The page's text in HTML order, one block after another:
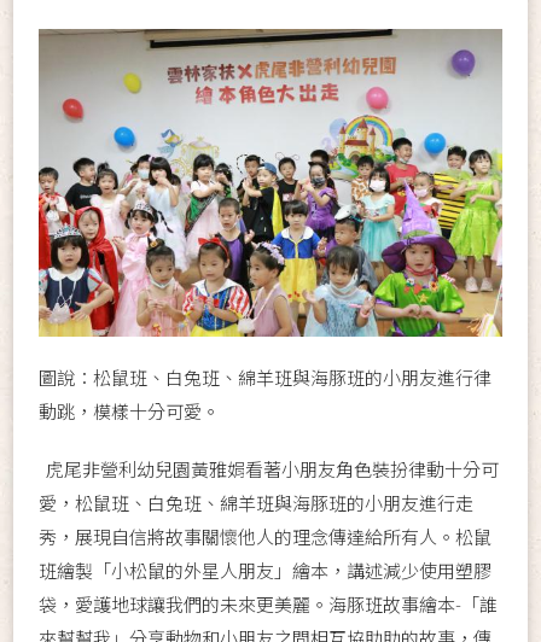
圖說：松鼠班、白兔班、綿羊班與海豚班的小朋友進行律
動跳，模樣十分可愛。
虎尾非營利幼兒園黃雅娟看著小朋友角色裝扮律動十分可
愛，松鼠班、白兔班、綿羊班與海豚班的小朋友進行走
秀，展現自信將故事關懷他人的理念傳達給所有人。松鼠
班繪製「小松鼠的外星人朋友」繪本，講述減少使用塑膠
袋，愛護地球讓我們的未來更美麗。海豚班故事繪本-「誰